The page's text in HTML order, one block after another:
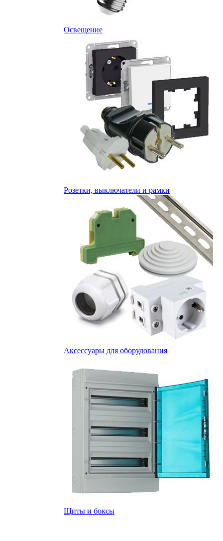
Освещение
Розетки, выключатели и рамки
Аксессуары для оборудования
Щиты и боксы